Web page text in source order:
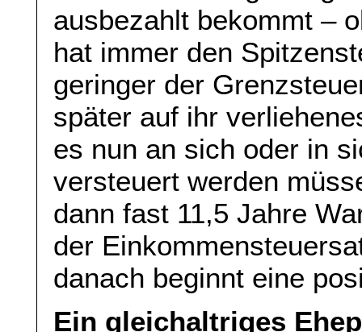
ausbezahlt bekommt –
hat immer den
geringer der
später auf ihr
es nun an sich oder in
versteuert werden
dann fast 11,5 Jahre
der
danach beginnt eine
Ein gleichaltriges